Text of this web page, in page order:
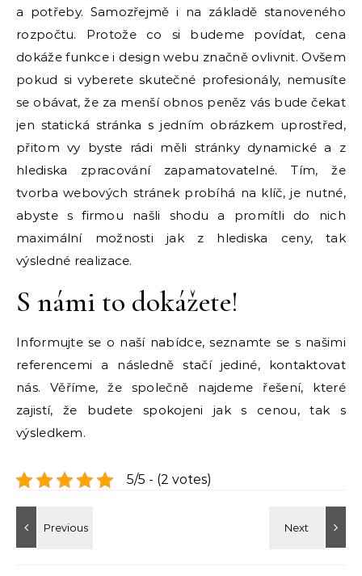
a potřeby. Samozřejmě i na základě stanoveného
rozpočtu. Protože co si budeme povídat, cena
dokáže funkce i design webu značně ovlivnit. Ovšem
pokud si vyberete skutečné profesionály, nemusíte
se obávat, že za menší obnos peněz vás bude čekat
jen statická stránka s jedním obrázkem uprostřed,
přitom vy byste rádi měli stránky dynamické a z
hlediska zpracování zapamatovatelné. Tím, že
tvorba webových stránekprobíhá na klíč, je nutné,
abyste s firmou našli shodu a promítli do nich
maximální možnosti jak z hlediska ceny, tak
výsledné realizace.
S námi to dokážete!
Informujte se o naší nabídce, seznamte se s našimi
referencemi a následně stačí jediné, kontaktovat
nás. Věříme, že společně najdeme řešení, které
zajistí, že budete spokojeni jak s cenou, tak s
výsledkem.
5/5 - (2 votes)